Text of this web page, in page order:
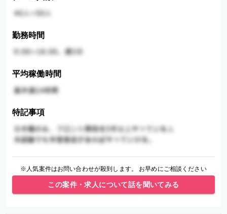
勤務時間
平均稼働時間
特記事項
※人気案件はお問い合わせが殺到します。 お早めにご相談ください
この案件・求人について話を聞いてみる